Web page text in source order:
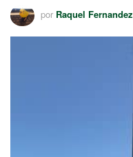
por Raquel Fernandez